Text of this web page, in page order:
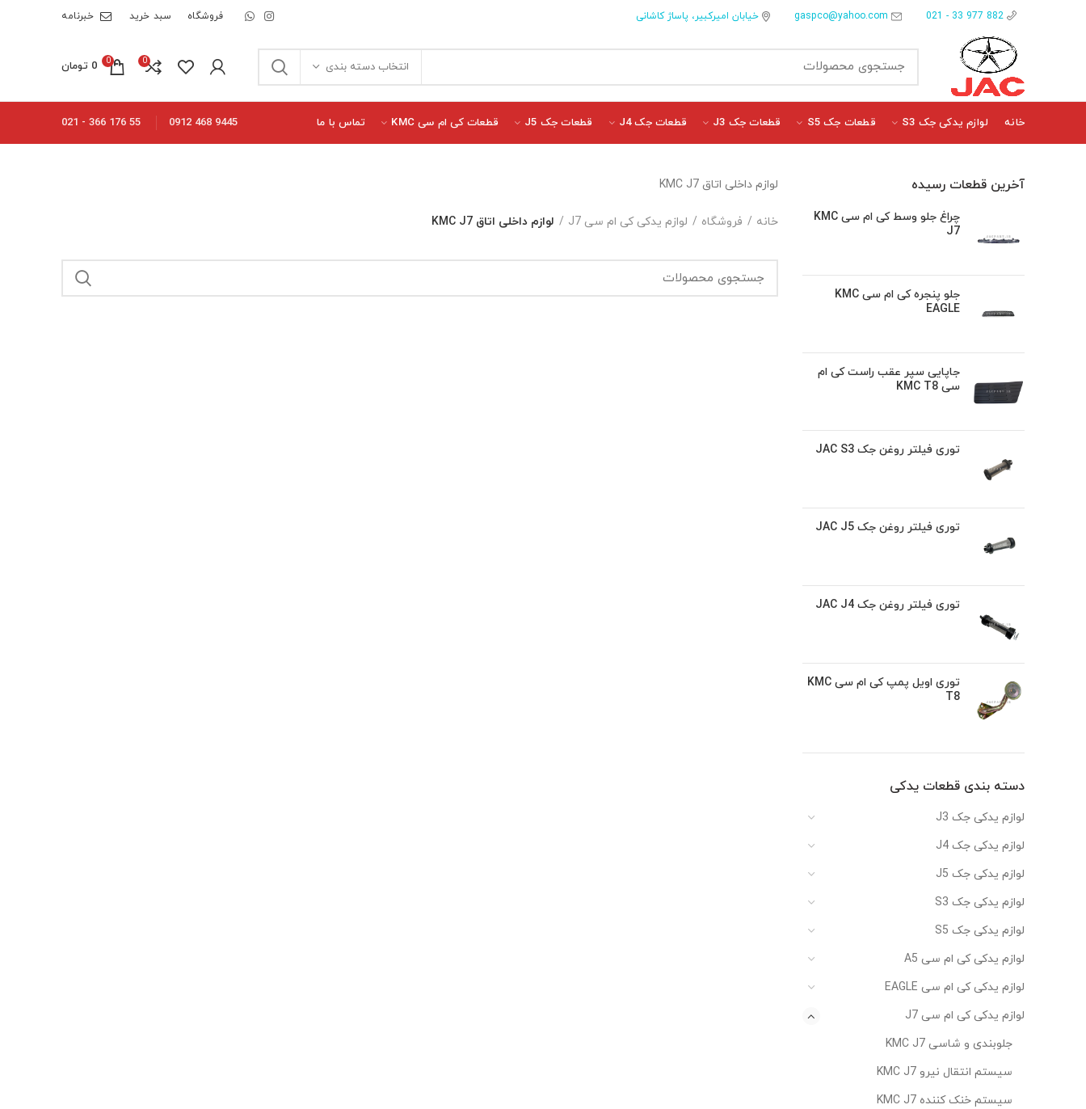
خیابان امیرکبیر، پاساژ کاشانی فروشگاه سبد خرید خبرنامه
انتخاب دسته بندی 0
0
0 تومان
خانه لوازم یدکی جک S3 قطعات جک S5 قطعات جک J3 قطعات جک J4 قطعات جک J5 قطعات کی ام سی KMC تماس با ما 9445 468 0912
55 176 366 - 021
آخرین قطعات رسیده
چراغ جلو وسط کی ام سی KMC
J7
جلو پنجره کی ام سی KMC
EAGLE
جاپایی سپر عقب راست کی ام
سی KMC T8
توری فیلتر روغن جک JAC S3
توری فیلتر روغن جک JAC J5
توری فیلتر روغن جک JAC J4
توری اویل پمپ کی ام سی KMC
T8
دسته بندی قطعات یدکی
لوازم یدکی جک J3
لوازم یدکی جک J4
لوازم یدکی جک J5
لوازم یدکی جک S3
لوازم یدکی جک S5
لوازم یدکی کی ام سی A5
لوازم یدکی کی ام سی EAGLE
لوازم یدکی کی ام سی J7
جلوبندی و شاسی KMC J7
سیستم انتقال نیرو KMC J7
سیستم خنک کننده KMC J7
لوازم داخلی اتاق KMC J7
خانه فروشگاه لوازم یدکی کی ام سی J7 لوازم داخلی اتاق KMC J7